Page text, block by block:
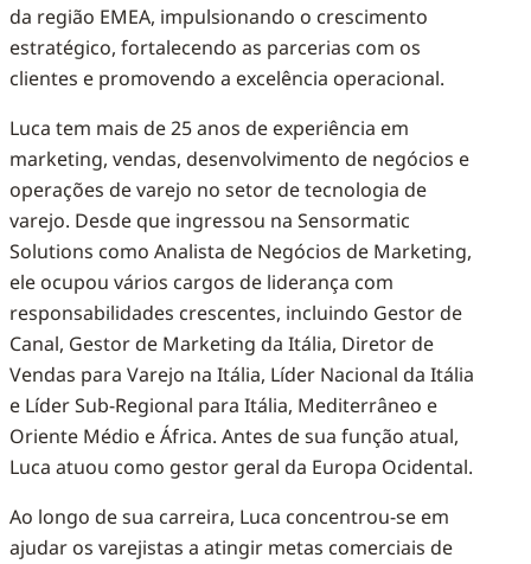
da região EMEA, impulsionando o crescimento
estratégico, fortalecendo as parcerias com os
clientes e promovendo a excelência operacional.
Luca tem mais de 25 anos de experiência em
marketing, vendas, desenvolvimento de negócios e
operações de varejo no setor de tecnologia de
varejo. Desde que ingressou na Sensormatic
Solutions como Analista de Negócios de Marketing,
ele ocupou vários cargos de liderança com
responsabilidades crescentes, incluindo Gestor de
Canal, Gestor de Marketing da Itália, Diretor de
Vendas para Varejo na Itália, Líder Nacional da Itália
e Líder Sub-Regional para Itália, Mediterrâneo e
Oriente Médio e África. Antes de sua função atual,
Luca atuou como gestor geral da Europa Ocidental.
Ao longo de sua carreira, Luca concentrou-se em
ajudar os varejistas a atingir metas comerciais de